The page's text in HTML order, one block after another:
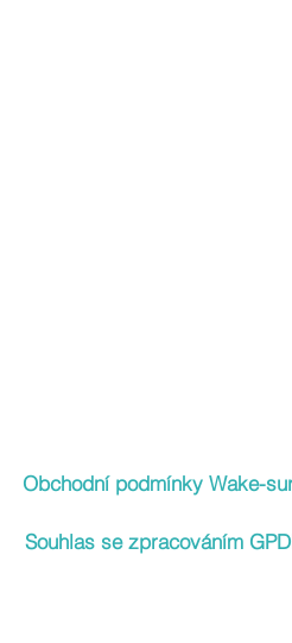
Obchodní podmínky Wake-
Souhlas se zpracováním